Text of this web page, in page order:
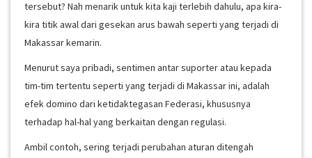
tersebut? Nah menarik untuk kita kaji terlebih dahulu, apa kira-
kira titik awal dari gesekan arus bawah seperti yang terjadi di
Makassar kemarin.
Menurut saya pribadi, sentimen antar suporter atau kepada
tim-tim tertentu seperti yang terjadi di Makassar ini, adalah
efek domino dari ketidaktegasan Federasi, khususnya
terhadap hal-hal yang berkaitan dengan regulasi.
Ambil contoh, sering terjadi perubahan aturan ditengah